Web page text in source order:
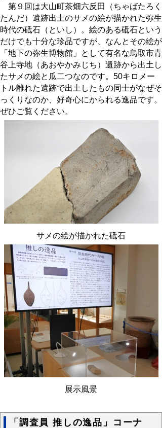
第９回は大山町茶畑六反田（ちゃばたろく
たんだ）遺跡出土のサメの絵が描かれた弥生
時代の砥石（といし）。絵のある砥石という
だけでも十分な珍品ですが、なんとその絵が
「地下の弥生博物館」として有名な鳥取市青
谷上寺地（あおやかみじち）遺跡から出土し
たサメの絵と瓜二つなのです。50キロメー
トル離れた遺跡で出土したもの同士がなぜそ
っくりなのか、好奇心にかられる逸品です。
ぜひご覧ください。
サメの絵が描かれた砥石
展示風景
「調査員 推しの逸品」コーナ